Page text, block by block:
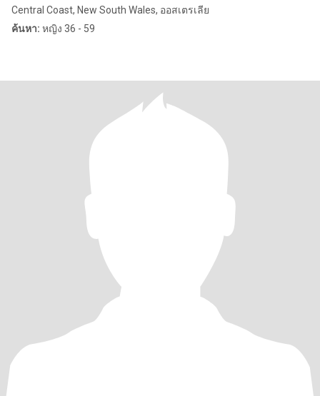
Central Coast, New South Wales, ออสเตรเลีย
ค้นหา: หญิง 36 - 59